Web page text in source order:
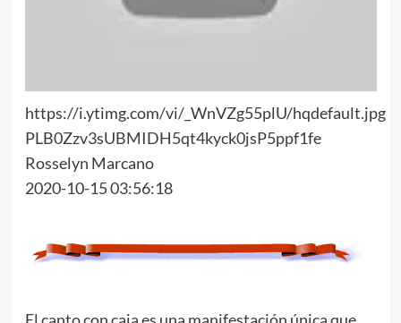
https://i.ytimg.com/vi/_WnVZg55plU/hqdefault.jpg
PLB0Zzv3sUBMIDH5qt4kyck0jsP5ppf1fe
Rosselyn Marcano
2020-10-15 03:56:18